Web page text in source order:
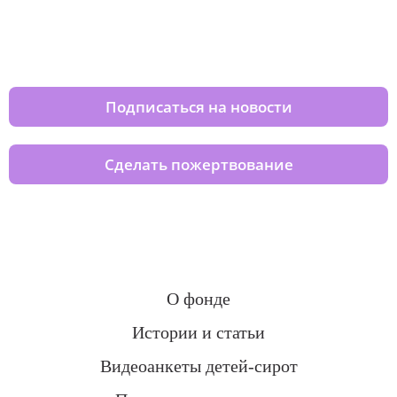
Подписаться на новости
Сделать пожертвование
О фонде
Истории и статьи
Видеоанкеты детей-сирот